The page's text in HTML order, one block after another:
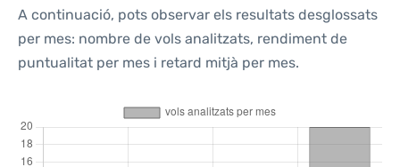
A continuació, pots observar els resultats desglossats
per mes: nombre de vols analitzats, rendiment de
puntualitat per mes i retard mitjà per mes.